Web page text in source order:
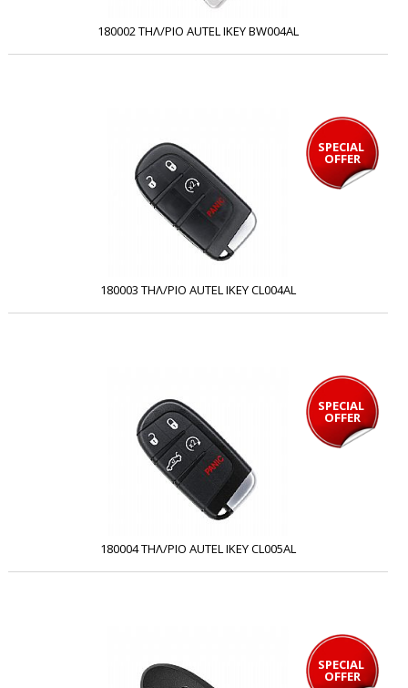
180002 ΤΗΛ/ΡΙΟ AUTEL IKEY BW004AL
SPECIAL
OFFER
180003 ΤΗΛ/ΡΙΟ AUTEL IKEY CL004AL
SPECIAL
OFFER
180004 ΤΗΛ/ΡΙΟ AUTEL IKEY CL005AL
SPECIAL
OFFER